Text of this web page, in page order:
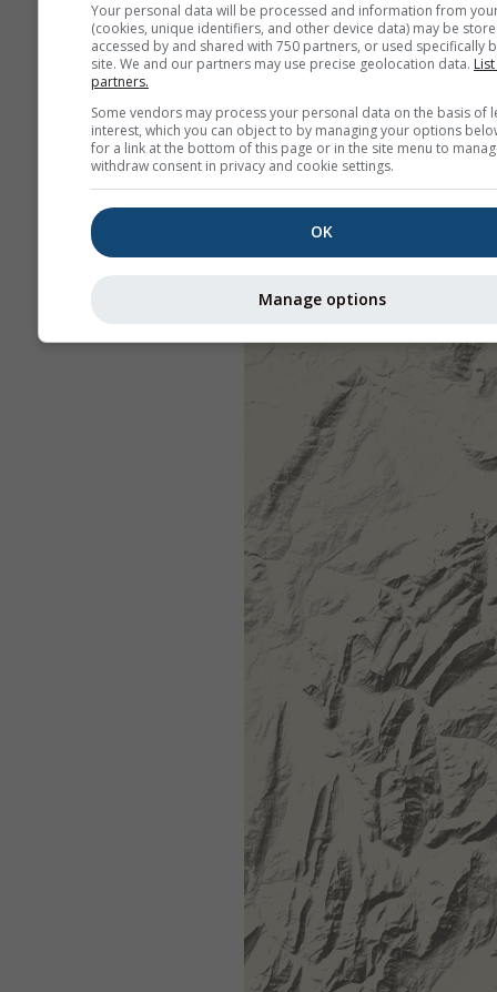
Your personal data will be processed and information from
(cookies, unique identifiers, and other device data) may be
accessed by and shared with 750 partners, or used specifically
site. We and our partners may use precise geolocation data.
partners.
Some vendors may process your personal data on the basis of
interest, which you can object to by managing your options
for a link at the bottom of this page or in the site menu to
withdraw consent in privacy and cookie settings.
OK
Manage options